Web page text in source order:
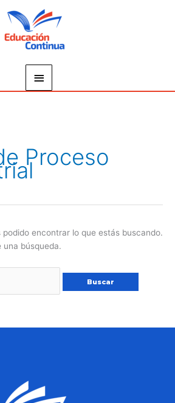
Menú
principal
Proceso
podido encontrar lo que estás buscando.
una búsqueda.